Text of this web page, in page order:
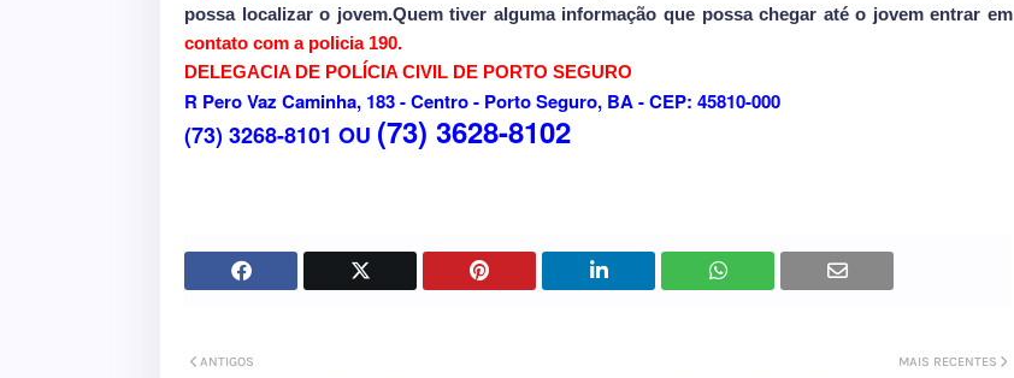
possa localizar o jovem.Quem tiver alguma informação que possa chegar até o jovem entrar em
contato com a policia 190.
DELEGACIA DE POLÍCIA CIVIL DE PORTO SEGURO
R Pero Vaz Caminha, 183 - Centro - Porto Seguro, BA - CEP: 45810-000
(73) 3268-8101 OU (73) 3628-8102
MAIS RECENTES
ANTIGOS